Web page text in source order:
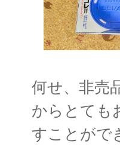
何せ、非売
からとても
すことがで